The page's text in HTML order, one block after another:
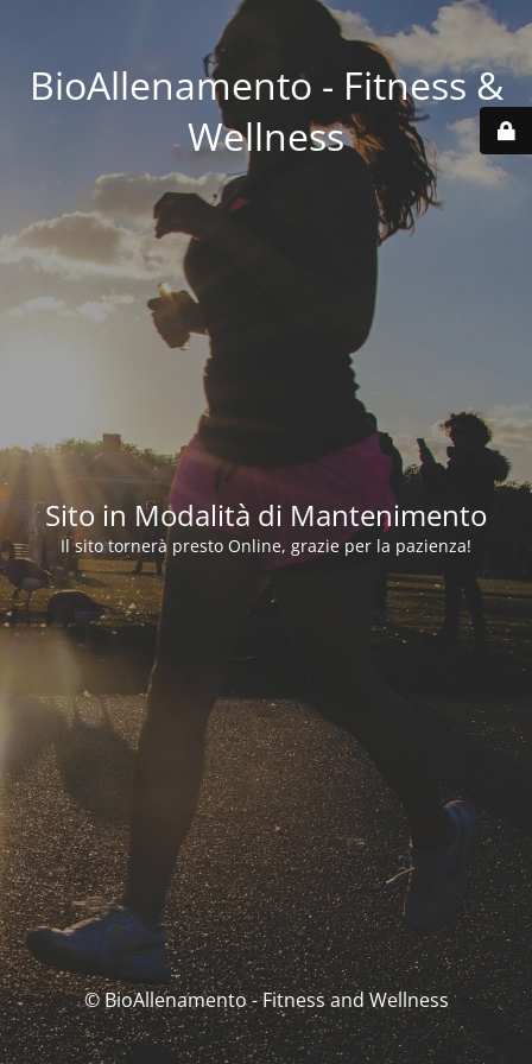
BioAllenamento - Fitness &
Wellness
Sito in Modalità di Mantenimento
Il sito tornerà presto Online, grazie per la pazienza!
© BioAllenamento - Fitness and Wellness